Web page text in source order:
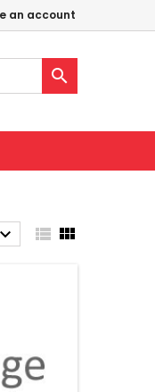
an account

  